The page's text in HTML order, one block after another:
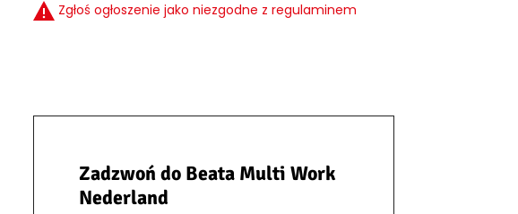
Zgłoś ogłoszenie jako niezgodne z regulaminem
Zadzwoń do Beata Multi Work
Nederland